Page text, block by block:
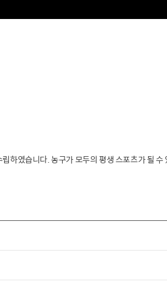
하였습니다. 농구가 모두의 평생 스포츠가 될